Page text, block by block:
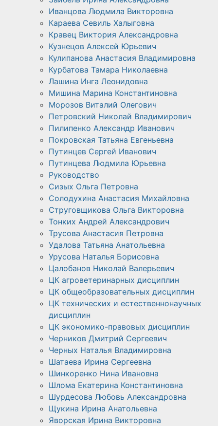
Иванцова Людмила Викторовна
Караева Севиль Халыговна
Кравец Виктория Александровна
Кузнецов Алексей Юрьевич
Кулипанова Анастасия Владимировна
Курбатова Тамара Николаевна
Лашина Инга Леонидовна
Мишина Марина Константиновна
Морозов Виталий Олегович
Петровский Николай Владимирович
Пилипенко Александр Иванович
Покровская Татьяна Евгеньевна
Путинцев Сергей Иванович
Путинцева Людмила Юрьевна
Руководство
Сизых Ольга Петровна
Солодухина Анастасия Михайловна
Струговщикова Ольга Викторовна
Тонких Андрей Александрович
Трусова Анастасия Петровна
Удалова Татьяна Анатольевна
Урусова Наталья Борисовна
Цалобанов Николай Валерьевич
ЦК агроветеринарных дисциплин
ЦК общеобразовательных дисциплин
ЦК технических и естественнонаучных
дисциплин
ЦК экономико-правовых дисциплин
Черников Дмитрий Сергеевич
Черных Наталья Владимировна
Шатаева Ирина Сергеевна
Шинкоренко Нина Ивановна
Шлома Екатерина Константиновна
Шурдесова Любовь Александровна
Щукина Ирина Анатольевна
Яворская Ирина Викторовна